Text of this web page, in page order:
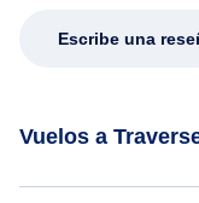
Escribe una
Vuelos a